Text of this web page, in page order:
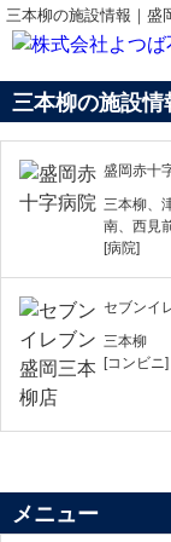
三本柳の施設情報｜盛
三本柳の施設情
盛岡赤十
三本柳、
南、西見
[病院]
セブンイ
三本柳
[コンビニ]
メニュー